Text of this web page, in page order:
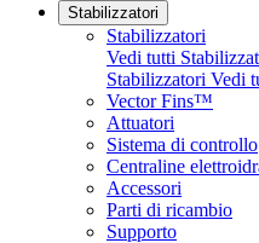
Stabilizzatori
Stabilizzatori
Vedi tutti
Stabilizzatori Vedi
Vector Fins™
Attuatori
Sistema di controllo
Centraline
Accessori
Parti di ricambio
Supporto